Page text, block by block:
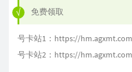
免费领取
号卡站1： https://
号卡站2： https://